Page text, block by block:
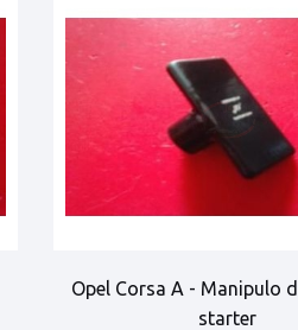
Opel Corsa A - Manipulo
starter